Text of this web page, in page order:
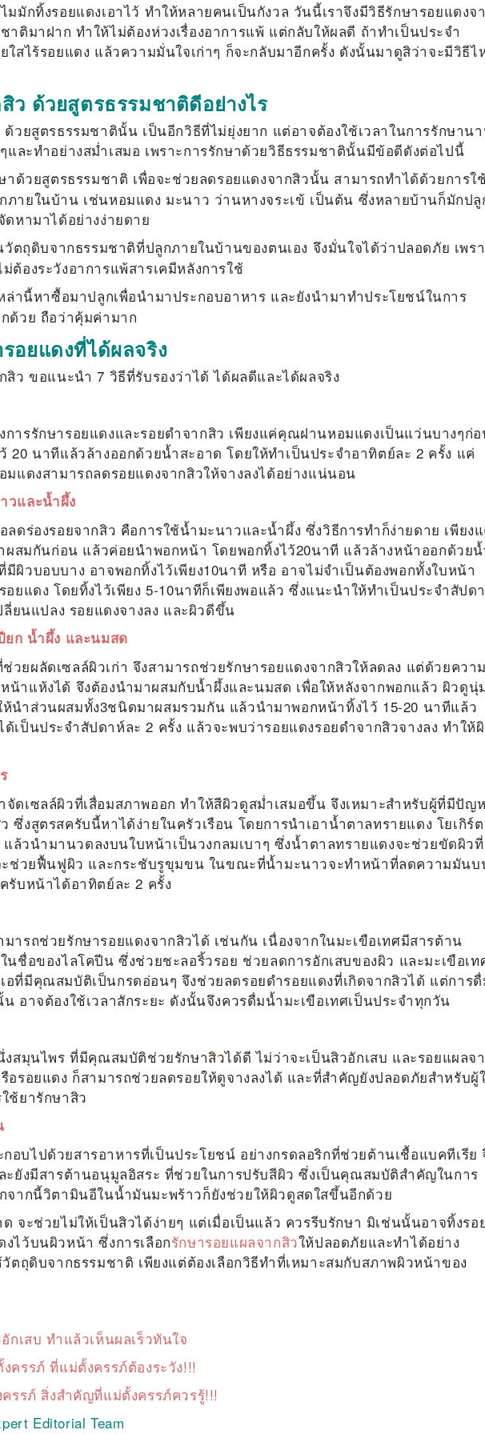
มมักทิ้งรอยแดงเอาไว้ ทำให้หลายคนเป็นกังวล วันนี้เราจึงมีวิธีรักษารอยแดงจ
าติมาฝาก ทำให้ไม่ต้องห่วงเรื่องอาการแพ้ แต่กลับให้ผลดี ถ้าทำเป็นประจำ
ใสไร้รอยแดง แล้วความมั่นใจเก่าๆ ก็จะกลับมาอีกครั้ง ดังนั้นมาดูสิว่าจะมีวิธีไ
ว ด้วยสูตรธรรมชาติดีอย่างไร
ด้วยสูตรธรรมชาตินั้น เป็นอีกวิธีที่ไม่ยุ่งยาก แต่อาจต้องใช้เวลาในการรักษาน
และทำอย่างสม่ำเสมอ เพราะการรักษาด้วยวิธีธรรมชาตินั้นมีข้อดีดังต่อไปนี้
าด้วยสูตรธรรมชาติ เพื่อจะช่วยลดรอยแดงจากสิวนั้น สามารถทำได้ด้วยการใ
ายในบ้าน เช่นหอมแดง มะนาว ว่านหางจระเข้ เป็นต้น ซึ่งหลายบ้านก็มักปลู
หามาได้อย่างง่ายดาย
วัตถุดิบจากธรรมชาติที่ปลูกภายในบ้านของตนเอง จึงมั่นใจได้ว่าปลอดภัย เพร
ต้องระวังอาการแพ้สารเคมีหลังการใช้
ล่านี้หาซื้อมาปลูกเพื่อนำมาประกอบอาหาร และยังนำมาทำประโยชน์ในการ
ด้วย ถือว่าคุ้มค่ามาก
อยแดงที่ได้ผลจริง
สิว ขอแนะนำ 7 วิธีที่รับรองว่าได้ ได้ผลดีและได้ผลจริง
ารรักษารอยแดงและรอยดำจากสิว เพียงแค่คุณฝานหอมแดงเป็นแว่นบางๆก่
20 นาทีแล้วล้างออกด้วยน้ำสะอาด โดยให้ทำเป็นประจำอาทิตย์ละ 2 ครั้ง แค่
มแดงสามารถลดรอยแดงจากสิวให้จางลงได้อย่างแน่นอน
วและน้ำผึ้ง
ดร่องรอยจากสิว คือการใช้น้ำมะนาวและน้ำผึ้ง ซึ่งวิธีการทำก็ง่ายดาย เพียง
สมกันก่อน แล้วค่อยนำพอกหน้า โดยพอกทิ้งไว้20นาที แล้วล้างหน้าออกด้วยน้
ผิวบอบบาง อาจพอกทิ้งไว้เพียง10นาที หรือ อาจไม่จำเป็นต้องพอกทั้งใบหน้า
อยแดง โดยทิ้งไว้เพียง 5-10นาทีก็เพียงพอแล้ว ซึ่งแนะนำให้ทำเป็นประจำสัปด
ยนแปลง รอยแดงจางลง และผิวดีขึ้น
ยก น้ำผึ้ง และนมสด
ยผลัดเซลล์ผิวเก่า จึงสามารถช่วยรักษารอยแดงจากสิวให้ลดลง แต่ด้วยความ
น้าแห้งได้ จึงต้องนำมาผสมกับน้ำผึ้งและนมสด เพื่อให้หลังจากพอกแล้ว ผิวดูนุ่
นำส่วนผสมทั้ง3ชนิดมาผสมรวมกัน แล้วนำมาพอกหน้าทิ้งไว้ 15-20 นาทีแล้ว
เป็นประจำสัปดาห์ละ 2 ครั้ง แล้วจะพบว่ารอยแดงรอยดำจากสิวจางลง ทำให้
จัดเซลล์ผิวที่เสื่อมสภาพออก ทำให้สีผิวดูสม่ำเสมอขึ้น จึงเหมาะสำหรับผู้ที่มีปัญ
ซึ่งสูตรสครับนี้หาได้ง่ายในครัวเรือน โดยการนำเอาน้ำตาลทรายแดง โยเกิร์ต
ล้วนำมานวดลงบนใบหน้าเป็นวงกลมเบาๆ ซึ่งน้ำตาลทรายแดงจะช่วยขัดผิวที่
ะช่วยฟื้นฟูผิว และกระชับรูขุมขน ในขณะที่น้ำมะนาวจะทำหน้าที่ลดความมัน
รับหน้าได้อาทิตย์ละ 2 ครั้ง
มารถช่วยรักษารอยแดงจากสิวได้ เช่นกัน เนื่องจากในมะเขือเทศมีสารต้าน
นชื่อของไลโคปีน ซึ่งช่วยชะลอริ้วรอย ช่วยลดการอักเสบของผิว และมะเขือเท
ที่มีคุณสมบัติเป็นกรดอ่อนๆ จึงช่วยลดรอยดำรอยแดงที่เกิดจากสิวได้ แต่การ
อาจต้องใช้เวลาสักระยะ ดังนั้นจึงควรดื่มน้ำมะเขือเทศเป็นประจำทุกวัน
งสมุนไพร ที่มีคุณสมบัติช่วยรักษาสิวได้ดี ไม่ว่าจะเป็นสิวอักเสบ และรอยแผลจ
อรอยแดง ก็สามารถช่วยลดรอยให้ดูจางลงได้ และที่สำคัญยังปลอดภัยสำหรับผู้
ช้ยารักษาสิว
อบไปด้วยสารอาหารที่เป็นประโยชน์ อย่างกรดลอริกที่ช่วยต้านเชื้อแบคทีเรีย
ะยังมีสารต้านอนุมูลอิสระ ที่ช่วยในการปรับสีผิว ซึ่งเป็นคุณสมบัติสำคัญในการ
จากนี้วิตามินอีในน้ำมันมะพร้าวก็ยังช่วยให้ผิวดูสดใสขึ้นอีกด้วย
จะช่วยไม่ให้เป็นสิวได้ง่ายๆ แต่เมื่อเป็นแล้ว ควรรีบรักษา มิเช่นนั้นอาจทิ้งรอ
ไว้บนผิวหน้า ซึ่งการเลือกรักษารอยแผลจากสิวให้ปลอดภัยและทำได้อย่าง
ตถุดิบจากธรรมชาติ เพียงแต่ต้องเลือกวิธีทำที่เหมาะสมกับสภาพผิวหน้าของ
กเสบ ทำแล้วเห็นผลเร็วทันใจ
ครรภ์ ที่แม่ตั้งครรภ์ต้องระวัง!!!
รรภ์ สิ่งสำคัญที่แม่ตั้งครรภ์ควรรู้!!!
Editorial Team